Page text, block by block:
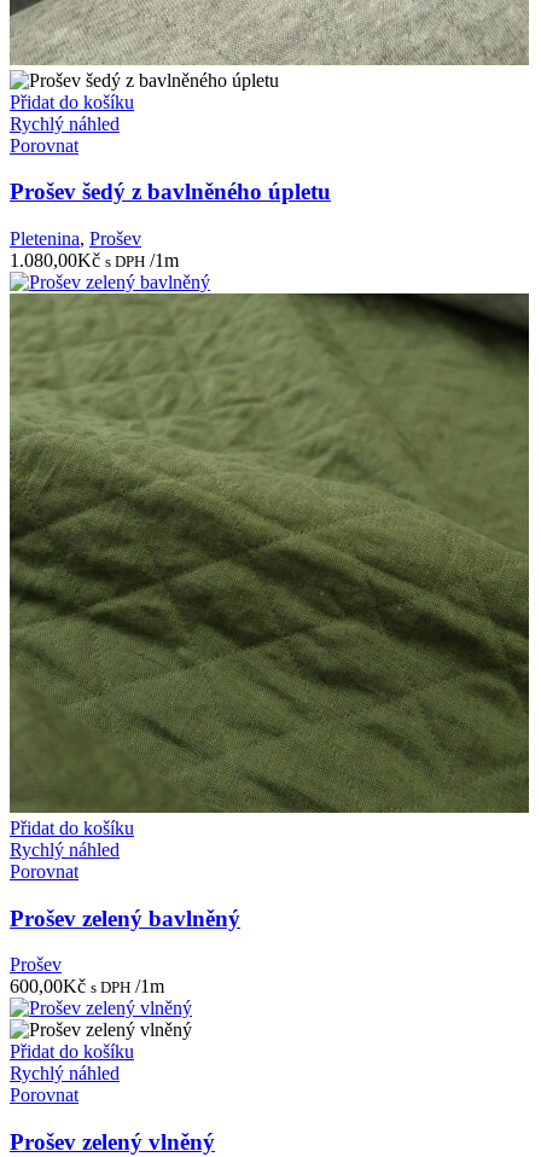
Přidat do košíku
Rychlý náhled
Porovnat
Prošev šedý z bavlněného úpletu
Pletenina, Prošev
1.080,00Kč s DPH /1m
Přidat do košíku
Rychlý náhled
Porovnat
Prošev zelený bavlněný
Prošev
600,00Kč s DPH /1m
Přidat do košíku
Rychlý náhled
Porovnat
Prošev zelený vlněný